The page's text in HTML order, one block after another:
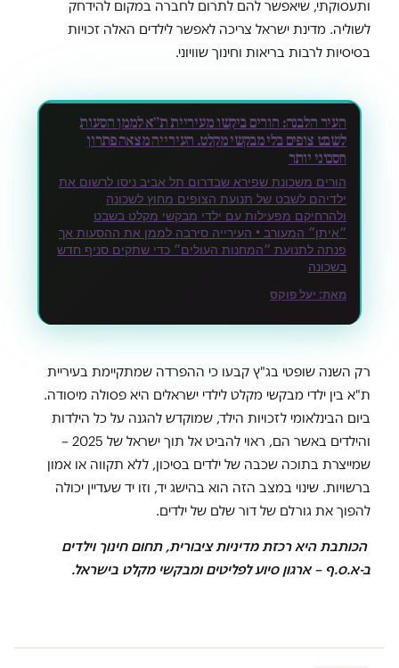
ותעסוקתי, שיאפשר להם לתרום לחברה במקום להידחק
לשוליה. מדינת ישראל צריכה לאפשר לילדים האלה זכויות
בסיסיות לרבות בריאות וחינוך שוויוני.
העיר הלבנה: הורים ביקשו מעיריית ת״א לממן הסעות
לשבט צופים בלי מבקשי מקלט. העירייה מצאה פתרון
חסכוני יותר
הורים משכונת שפירא שבדרום תל אביב ניסו לרשום את
ילדיהם לשבט של תנועת הצופים מחוץ לשכונה
ולהרחיקם מפעילות עם ילדי מבקשי מקלט בשבט
״איתן״ המעורב • העירייה סירבה לממן את ההסעות אך
פנתה לתנועת ״המחנות העולים״ כדי שתקים סניף חדש
בשכונה
מאת: יעל פוקס
רק השנה שופטי בג"ץ קבעו כי ההפרדה שמתקיימת בעיריית
ת"א בין ילדי מבקשי מקלט לילדי ישראלים היא פסולה מיסודה.
ביום הבינלאומי לזכויות הילד, שמוקדש להגנה על כל הילדות
והילדים באשר הם, ראוי להביט אל תוך ישראל של 2025 –
שמייצרת בתוכה שכבה של ילדים בסיכון, ללא תקווה או אמון
ברשויות. שינוי במצב הזה הוא בהישג יד, וזו יד שעדיין יכולה
להפוך את גורלם של דור שלם של ילדים.
הכותבת היא רכזת מדיניות ציבורית, תחום חינוך וילדים
ב-א.ס.ף – ארגון סיוע לפליטים ומבקשי מקלט בישראל.